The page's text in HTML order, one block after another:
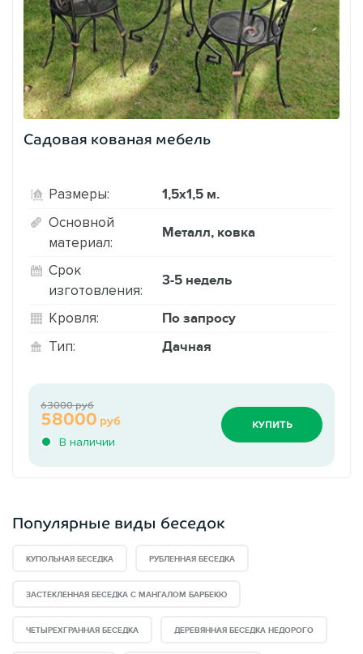
Садовая кованая мебель
Размеры: 1,5х1,5 м.
Основной
материал:
Металл, ковка
Срок
изготовления:
3-5 недель
Кровля: По запросу
Тип: Дачная
В наличии
58000 руб
63000 руб
КУПИТЬ
Популярные виды беседок
КУПОЛЬНАЯ БЕСЕДКА РУБЛЕННАЯ БЕСЕДКА
ЗАСТЕКЛЕННАЯ БЕСЕДКА С МАНГАЛОМ БАРБЕКЮ
ЧЕТЫРЕХГРАННАЯ БЕСЕДКА ДЕРЕВЯННАЯ БЕСЕДКА НЕДОРОГО